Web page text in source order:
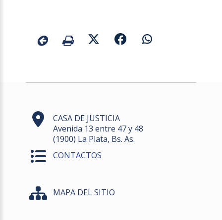
CASA DE JUSTICIA
Avenida 13 entre 47 y 48
(1900) La Plata, Bs. As.
CONTACTOS
MAPA DEL SITIO